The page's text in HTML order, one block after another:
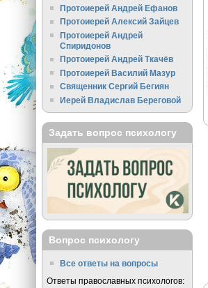
Протоиерей Андрей Ефанов
Протоиерей Алексий Зайцев
Протоиерей Андрей
Спиридонов
Протоиерей Андрей Ткачёв
Протоиерей Василий Мазур
Священник Сергий Бегиян
Иерей Владислав Береговой
Задать вопрос психологу
Вопрос психологу
Все ответы на вопросы
Ответы православных психологов: